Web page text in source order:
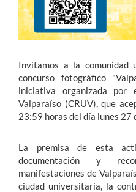
Invitamos a la comunidad
concurso fotográfico
iniciativa organizada por
Valparaíso (CRUV), que
23:59 horas del día lunes 27
La premisa de esta
documentación y
manifestaciones de
ciudad universitaria, la